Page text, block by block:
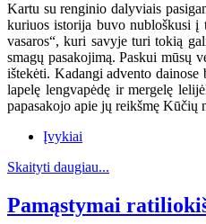
Kartu su renginio dalyviais
kuriuos istorija buvo nubloškusi į
vasaros“, kuri savyje turi tokią
smagų pasakojimą. Paskui mūsų
ištekėti. Kadangi advento
lapelę lengvapėdę ir mergelę
papasakojo apie jų reikšmę Kūčių
Įvykiai
Skaityti daugiau...
Pamąstymai